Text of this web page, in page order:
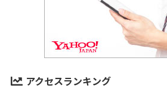
アクセスランキング